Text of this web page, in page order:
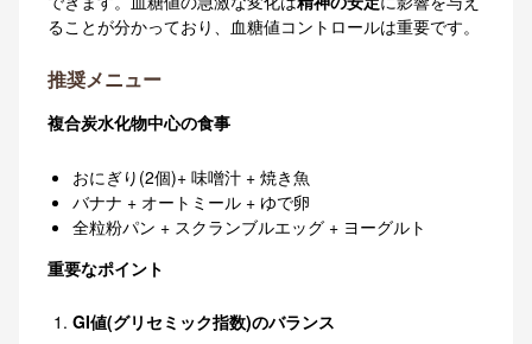
ることが分かっており、血糖値コントロールは重要です。
推奨メニュー
複合炭水化物中心の食事
おにぎり(2個)+ 味噌汁 + 焼き魚
バナナ + オートミール + ゆで卵
全粒粉パン + スクランブルエッグ + ヨーグルト
重要なポイント
GI値(グリセミック指数)のバランス